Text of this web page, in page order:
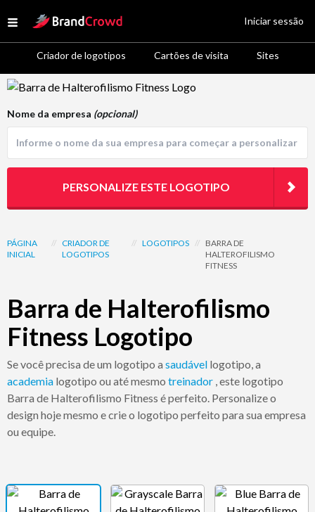
Open menu
Site Logo
Criador de logotipos Cartões de visita Sites
Iniciar sessão
Logo Template Preview
PÁGINA
INICIAL
// CRIADOR DE
LOGOTIPOS
// LOGOTIPOS // BARRA DE
HALTEROFILISMO
FITNESS
Barra de Halterofilismo
Fitness Logotipo
Se você precisa de um logotipo a saudável logotipo, a
academia logotipo ou até mesmo treinador , este logotipo
Barra de Halterofilismo Fitness é perfeito. Personalize o
design hoje mesmo e crie o logotipo perfeito para sua empresa
ou equipe.
Nome da empresa (opcional)
PERSONALIZE ESTE LOGOTIPO